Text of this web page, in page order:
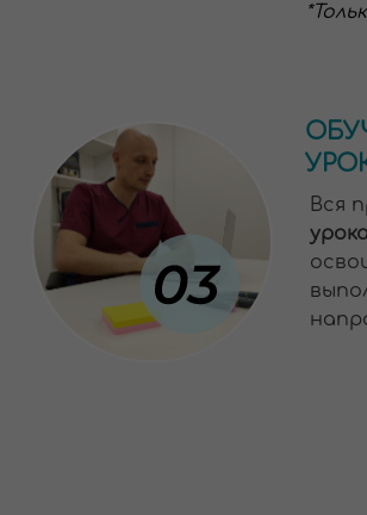
оценке